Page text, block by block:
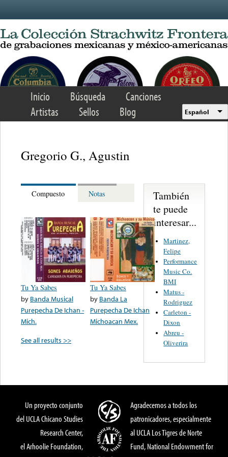
Inicio Búsqueda
Canciones
Artistas
Sellos Blog Español
Gregorio G., Agustin
Compuesto Notas
Tu Ya Sabes
by Banda Musical
Purepecha De Ichan -
Mich.
Tu Ya Sabes
by Banda La
Purepecha De Ichan
Michoacan Mex.
See all results >>
También
te puede
interesar...
Martinez,
Felipe
Performance
Music Co.
BMI
Matus -
Rodriguez
Carleton -
Dixon
Abreu -
Oliverira
Un proyecto conjunto
del UCLA Chicano Studies
Research Center,
el Arhoolie Foundation,
Agradecemos a todos los
patronicadores, especialmente
al UCLA Los Tigres de Norte
Fund, National Endowment for